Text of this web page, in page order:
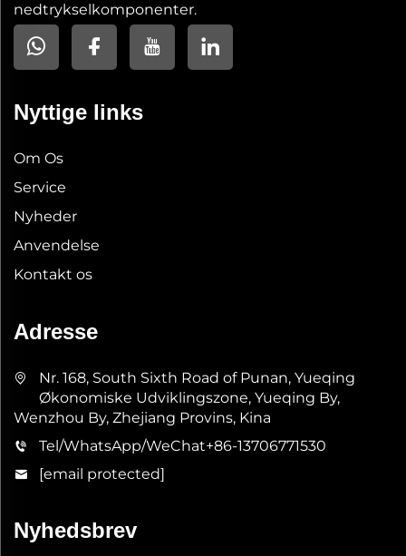
nedtrykselkomponenter.
Nyttige links
Om Os
Service
Nyheder
Anvendelse
Kontakt os
Adresse
Nr. 168, South Sixth Road of Punan, Yueqing
Økonomiske Udviklingszone, Yueqing By,
Wenzhou By, Zhejiang Provins, Kina
Tel/WhatsApp/WeChat+86-13706771530
[email protected]
Nyhedsbrev